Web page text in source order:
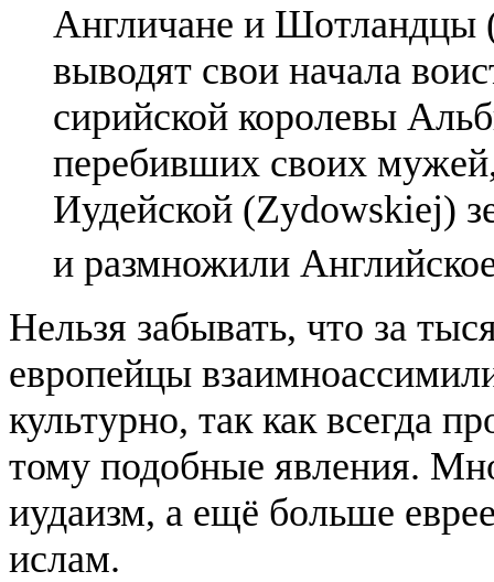
Англичане и Шотландцы
выводят свои начала
сирийской королевы
перебивших своих
Иудейской (Zydowskiej)
и размножили
Нельзя забывать, что за
европейцы
культурно, так как всегда
тому подобные явления.
иудаизм, а ещё больше
ислам.